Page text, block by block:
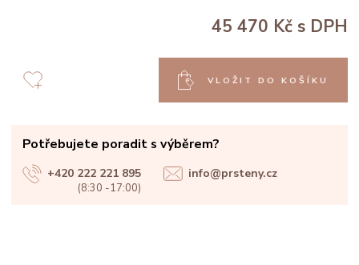
45 470 Kč s DPH
VLOŽIT DO KOŠÍKU
Potřebujete poradit s výběrem?
+420 222 221 895
(8:30 -17:00)
info@prsteny.cz